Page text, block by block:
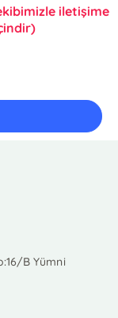
iletişime
B Yümni